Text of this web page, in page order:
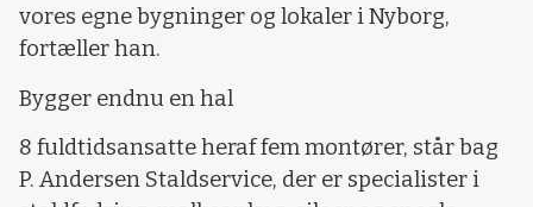
vores egne bygninger og lokaler i Nyborg,
fortæller han.
Bygger endnu en hal
8 fuldtidsansatte heraf fem montører, står bag
P. Andersen Staldservice, der er specialister i